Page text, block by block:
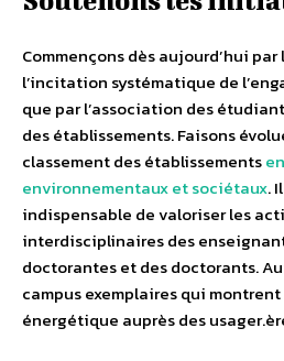
Commençons dès aujourd’hui
l’incitation systématique de
que par l’association des
des établissements. Faisons
classement des établissements
environnementaux et sociétaux.
indispensable de valoriser les
interdisciplinaires des
doctorantes et des doctorants.
campus exemplaires qui
énergétique auprès des